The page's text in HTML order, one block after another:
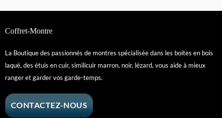
Coffret-Montre
La Boutique des passionnés de montres spécialisée dans les boites en bois
laqué, des étuis en cuir, similicuir marron, noir, lézard, vous aide à mieux
ranger et garder vos garde-temps.
CONTACTEZ-NOUS